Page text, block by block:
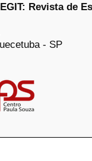
Revista de
- SP